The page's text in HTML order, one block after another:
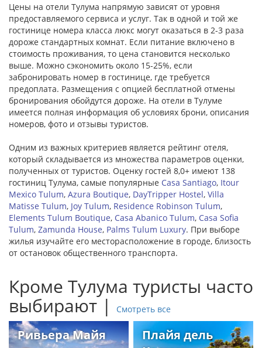
Цены на отели Тулума напрямую зависят от уровня
предоставляемого сервиса и услуг. Так в одной и той же
гостинице номера класса люкс могут оказаться в 2-3 раза
дороже стандартных комнат. Если питание включено в
стоимость проживания, то цена становится несколько
выше. Можно сэкономить около 15-25%, если
забронировать номер в гостинице, где требуется
предоплата. Размещения с опцией бесплатной отмены
бронирования обойдутся дороже. На отели в Тулуме
имеется полная информация об условиях брони, описания
номеров, фото и отзывы туристов.
Одним из важных критериев является рейтинг отеля,
который складывается из множества параметров оценки,
полученных от туристов. Оценку гостей 8,0+ имеют 138
гостиниц Тулума, самые популярные Casa Santiago, Itour
Mexico Tulum, Azura Boutique, DayTripper Hostel, Villa
Matisse Tulum, Joy Tulum, Residence Robinson Tulum,
Elements Tulum Boutique, Casa Abanico Tulum, Casa Sofia
Tulum, Zamunda House, Palms Tulum Luxury. При выборе
жилья изучайте его месторасположение в городе, близость
от остановок общественного транспорта.
Кроме Тулума туристы часто
выбирают |
Смотреть все
Ривьера Майя
Плайя дель